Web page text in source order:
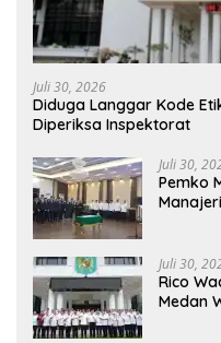
Juli 30, 2026
Diduga Langgar Kode
Diperiksa Inspektorat
Juli 30,
Pemko
Juli 30,
Rico
Medan